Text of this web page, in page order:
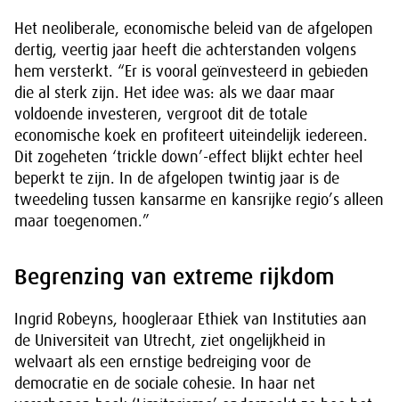
Het neoliberale, economische beleid van de afgelopen
dertig, veertig jaar heeft die achterstanden volgens
hem versterkt. “Er is vooral geïnvesteerd in gebieden
die al sterk zijn. Het idee was: als we daar maar
voldoende investeren, vergroot dit de totale
economische koek en profiteert uiteindelijk iedereen.
Dit zogeheten ‘trickle down’-effect blijkt echter heel
beperkt te zijn. In de afgelopen twintig jaar is de
tweedeling tussen kansarme en kansrijke regio’s alleen
maar toegenomen.”
Begrenzing van extreme rijkdom
Ingrid Robeyns, hoogleraar Ethiek van Instituties aan
de Universiteit van Utrecht, ziet ongelijkheid in
welvaart als een ernstige bedreiging voor de
democratie en de sociale cohesie. In haar net